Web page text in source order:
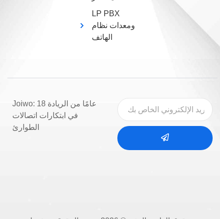
LP PBX
ومعدات نظام
الهاتف
Joiwo: 18 عامًا من الريادة
في ابتكارات اتصالات